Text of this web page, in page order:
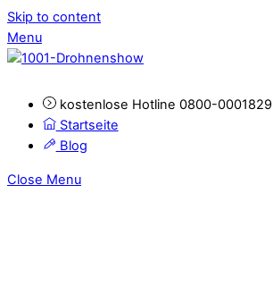
Skip to content
Menu
kostenlose Hotline 0800-0001829
Startseite
Blog
Close Menu